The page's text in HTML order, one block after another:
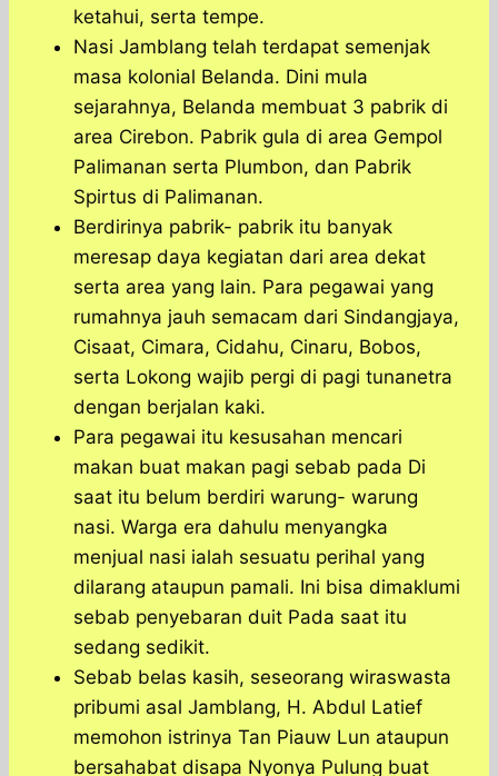
ketahui, serta tempe.
Nasi Jamblang telah terdapat semenjak
masa kolonial Belanda. Dini mula
sejarahnya, Belanda membuat 3 pabrik di
area Cirebon. Pabrik gula di area Gempol
Palimanan serta Plumbon, dan Pabrik
Spirtus di Palimanan.
Berdirinya pabrik- pabrik itu banyak
meresap daya kegiatan dari area dekat
serta area yang lain. Para pegawai yang
rumahnya jauh semacam dari Sindangjaya,
Cisaat, Cimara, Cidahu, Cinaru, Bobos,
serta Lokong wajib pergi di pagi tunanetra
dengan berjalan kaki.
Para pegawai itu kesusahan mencari
makan buat makan pagi sebab pada Di
saat itu belum berdiri warung- warung
nasi. Warga era dahulu menyangka
menjual nasi ialah sesuatu perihal yang
dilarang ataupun pamali. Ini bisa dimaklumi
sebab penyebaran duit Pada saat itu
sedang sedikit.
Sebab belas kasih, seseorang wiraswasta
pribumi asal Jamblang, H. Abdul Latief
memohon istrinya Tan Piauw Lun ataupun
bersahabat disapa Nyonya Pulung buat